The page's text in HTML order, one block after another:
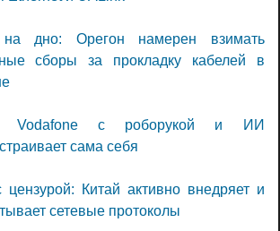
на дно: Орегон намерен взимать
сборы за прокладку кабелей в
Vodafone с роборукой и ИИ
сама себя
цензурой: Китай активно внедряет и
сетевые протоколы